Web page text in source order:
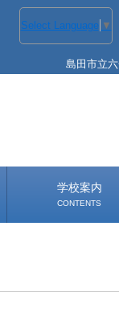
Select Language ▼
島田市立
学校案内
CONTENTS